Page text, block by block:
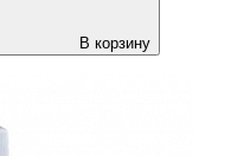
В корзину